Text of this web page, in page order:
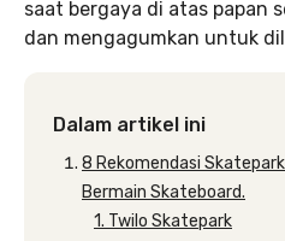
saat bergaya di atas papan
dan mengagumkan untuk
Dalam artikel ini
8 Rekomendasi
Bermain Skateboard.
1. Twilo Skatepark‌